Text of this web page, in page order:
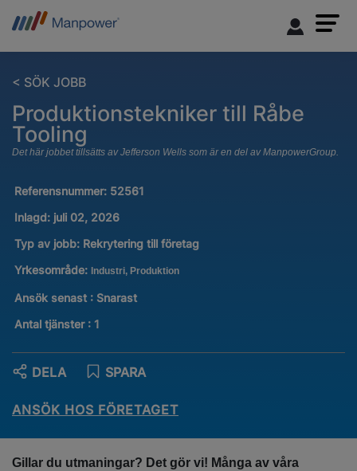
< SÖK JOBB
Produktionstekniker till Råbe
Tooling
Det här jobbet tillsätts av Jefferson Wells som är en del av ManpowerGroup.
Referensnummer: 52561
Inlagd: juli 02, 2026
Typ av jobb: Rekrytering till företag
Yrkesområde: Industri, Produktion
Ansök senast : Snarast
Antal tjänster : 1
ANSÖK HOS FÖRETAGET
SPARA
DELA
Gillar du utmaningar? Det gör vi! Många av våra